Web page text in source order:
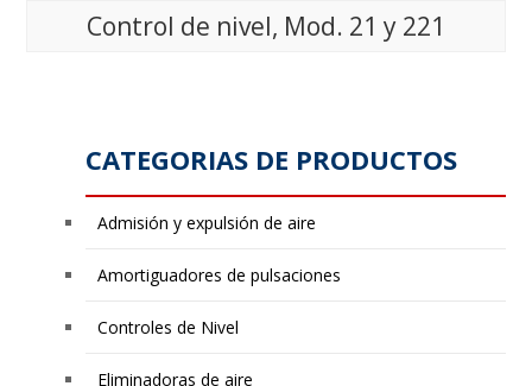
Control de nivel, Mod. 21 y 221
CATEGORIAS DE PRODUCTOS
Admisión y expulsión de aire
Amortiguadores de pulsaciones
Controles de Nivel
Eliminadoras de aire